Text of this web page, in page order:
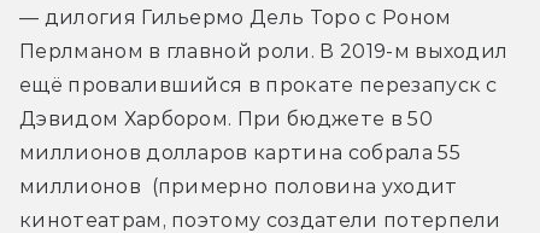
— дилогия Гильермо Дель Торо с Роном
Перлманом в главной роли. В 2019-м выходил
ещё провалившийся в прокате перезапуск с
Дэвидом Харбором. При бюджете в 50
миллионов долларов картина собрала 55
миллионов  (примерно половина уходит
кинотеатрам, поэтому создатели потерпели